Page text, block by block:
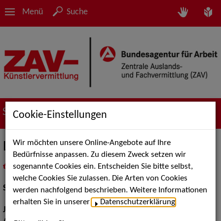
Menü Suche
Suche nach Künstler*innen
Lucy Jo Petermann
als PDF speichern
inMeine Merklistelegen
Schauspiel:Film und TV, Bühne
Jahrgang:
Cookie-Einstellungen
Wir möchten unsere Online-Angebote auf Ihre
Bedürfnisse anpassen. Zu diesem Zweck setzen wir
sogenannte Cookies ein. Entscheiden Sie bitte selbst,
welche Cookies Sie zulassen. Die Arten von Cookies
werden nachfolgend beschrieben. Weitere Informationen
erhalten Sie in unserer
Datenschutzerklärung